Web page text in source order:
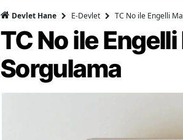
Devlet Hane E-Devlet TC No ile Engelli
TC No ile
Sorgulama